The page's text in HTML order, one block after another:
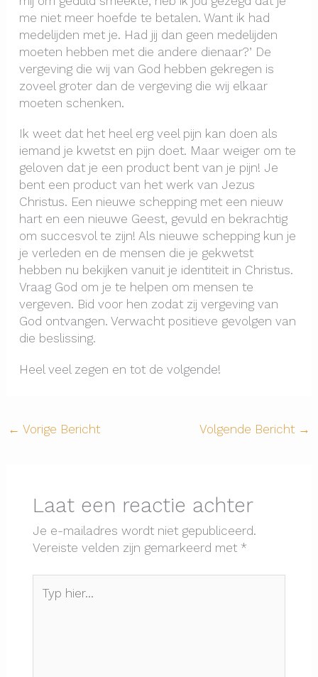
me niet meer hoefde te betalen. Want ik had
medelijden met je. Had jij dan geen medelijden
moeten hebben met die andere dienaar?’ De
vergeving die wij van God hebben gekregen is
zoveel groter dan de vergeving die wij elkaar
moeten schenken.
Ik weet dat het heel erg veel pijn kan doen als
iemand je kwetst en pijn doet. Maar weiger om te
geloven dat je een product bent van je pijn! Je
bent een product van het werk van Jezus
Christus. Een nieuwe schepping met een nieuw
hart en een nieuwe Geest, gevuld en bekrachtig
om succesvol te zijn! Als nieuwe schepping kun je
je verleden en de mensen die je gekwetst
hebben nu bekijken vanuit je identiteit in Christus.
Vraag God om je te helpen om mensen te
vergeven. Bid voor hen zodat zij vergeving van
God ontvangen. Verwacht positieve gevolgen van
die beslissing.
Heel veel zegen en tot de volgende!
← Vorige Bericht Volgende Bericht →
Laat een reactie achter
Je e-mailadres wordt niet gepubliceerd.
Vereiste velden zijn gemarkeerd met *
hier...